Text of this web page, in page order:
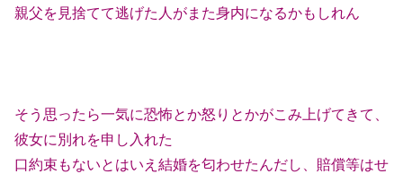
親父を見捨てて逃げた人がまた身内になるかもしれん
そう思ったら一気に恐怖とか怒りとかがこみ上げてきて、
彼女に別れを申し入れた
口約束もないとはいえ結婚を匂わせたんだし、賠償等はせ